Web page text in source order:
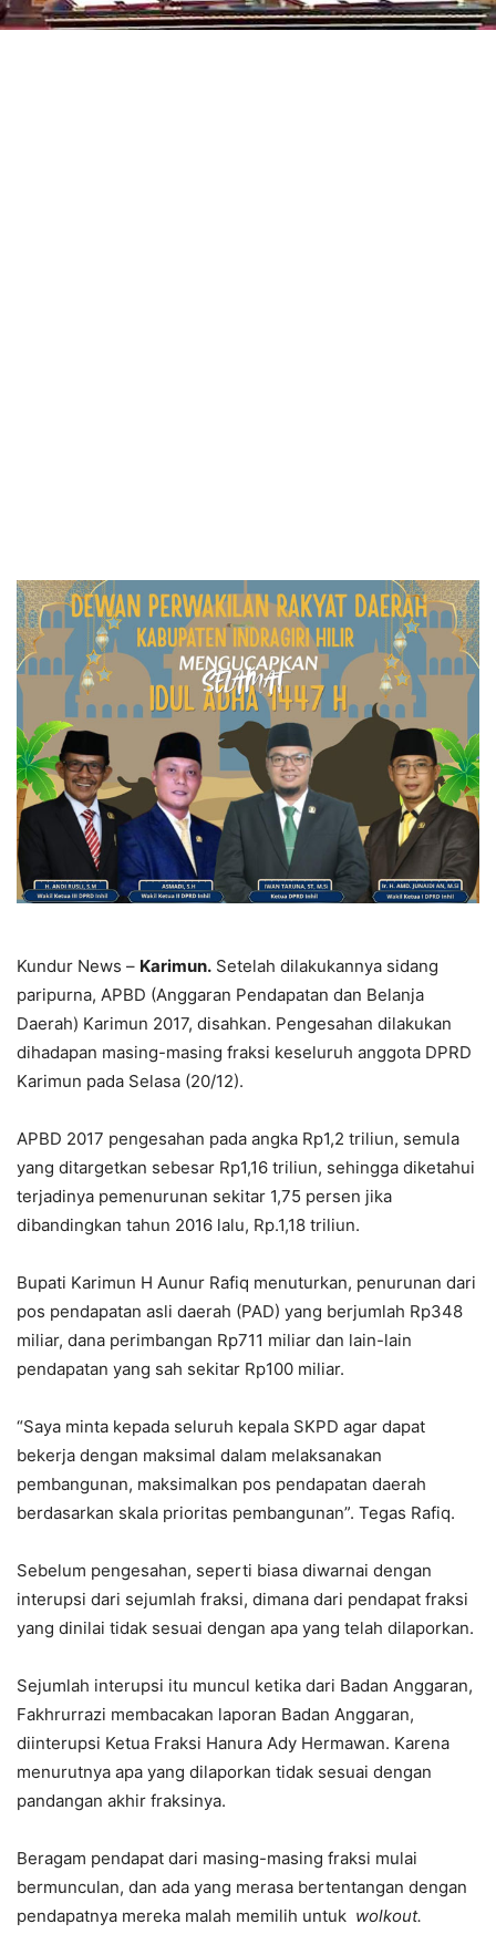
Kundur News – Karimun. Setelah dilakukannya sidang
paripurna, APBD (Anggaran Pendapatan dan Belanja
Daerah) Karimun 2017, disahkan. Pengesahan dilakukan
dihadapan masing-masing fraksi keseluruh anggota DPRD
Karimun pada Selasa (20/12).
APBD 2017 pengesahan pada angka Rp1,2 triliun, semula
yang ditargetkan sebesar Rp1,16 triliun, sehingga diketahui
terjadinya pemenurunan sekitar 1,75 persen jika
dibandingkan tahun 2016 lalu, Rp.1,18 triliun.
Bupati Karimun H Aunur Rafiq menuturkan, penurunan dari
pos pendapatan asli daerah (PAD) yang berjumlah Rp348
miliar, dana perimbangan Rp711 miliar dan lain-lain
pendapatan yang sah sekitar Rp100 miliar.
“Saya minta kepada seluruh kepala SKPD agar dapat
bekerja dengan maksimal dalam melaksanakan
pembangunan, maksimalkan pos pendapatan daerah
berdasarkan skala prioritas pembangunan”. Tegas Rafiq.
Sebelum pengesahan, seperti biasa diwarnai dengan
interupsi dari sejumlah fraksi, dimana dari pendapat fraksi
yang dinilai tidak sesuai dengan apa yang telah dilaporkan.
Sejumlah interupsi itu muncul ketika dari Badan Anggaran,
Fakhrurrazi membacakan laporan Badan Anggaran,
diinterupsi Ketua Fraksi Hanura Ady Hermawan. Karena
menurutnya apa yang dilaporkan tidak sesuai dengan
pandangan akhir fraksinya.
Beragam pendapat dari masing-masing fraksi mulai
bermunculan, dan ada yang merasa bertentangan dengan
pendapatnya mereka malah memilih untuk wolkout.